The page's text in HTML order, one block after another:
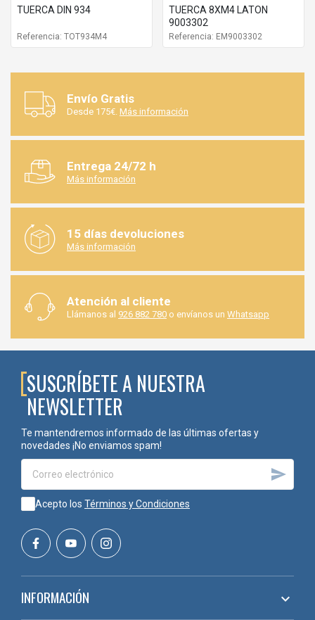
TUERCA DIN 934
Referencia: TOT934M4
TUERCA 8XM4 LATON
9003302
Referencia: EM9003302
Envío Gratis
Desde 175€. Más información
Entrega 24/72 h
Más información
15 días devoluciones
Más información
Atención al cliente
Llámanos al 926 882 780 o envíanos un Whatsapp
SUSCRÍBETE A NUESTRA
NEWSLETTER
Te mantendremos informado de las últimas ofertas y
novedades ¡No enviamos spam!

Acepto los Términos y Condiciones
INFORMACIÓN 